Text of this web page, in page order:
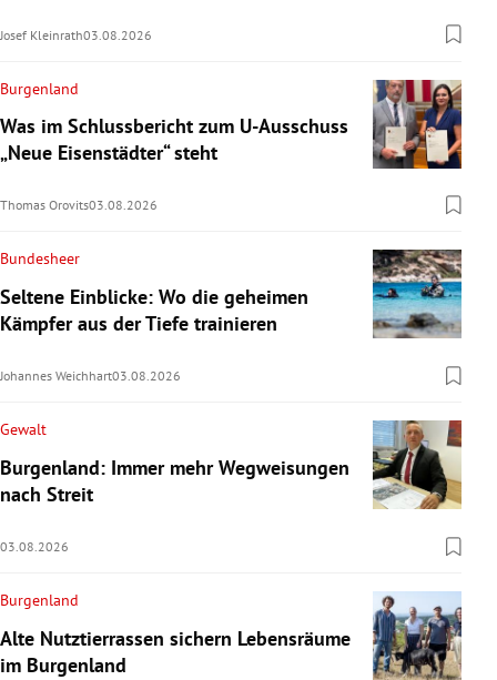
Josef Kleinrath03.08.2026
Burgenland
Was im Schlussbericht zum U-Ausschuss
„Neue Eisenstädter“ steht
Thomas Orovits03.08.2026
Bundesheer
Seltene Einblicke: Wo die geheimen
Kämpfer aus der Tiefe trainieren
Johannes Weichhart03.08.2026
Gewalt
Burgenland: Immer mehr Wegweisungen
nach Streit
03.08.2026
Burgenland
Alte Nutztierrassen sichern Lebensräume
im Burgenland